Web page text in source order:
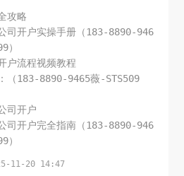
攻略
司开户实操手册（183-8890-946
）
户流程视频教程
（183-8890-9465薇-STS509
司开户
司开户完全指南（183-8890-946
）
11-20 14:47